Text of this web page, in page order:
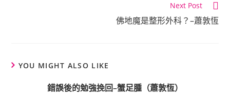
Next Post
佛地魔是整形外科？–蕭敦恆
YOU MIGHT ALSO LIKE
錯誤後的勉強挽回–蟹足腫（蕭敦恆）